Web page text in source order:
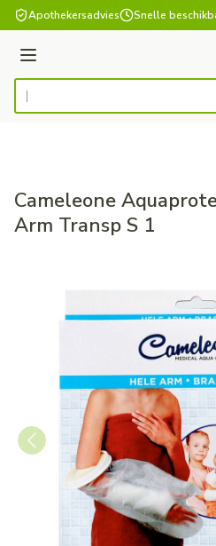
Ga naar de inhoud
Apothekersadvies Snelle
Menu
Product, merk, categorie...
Cameleone
Arm Transp S 1